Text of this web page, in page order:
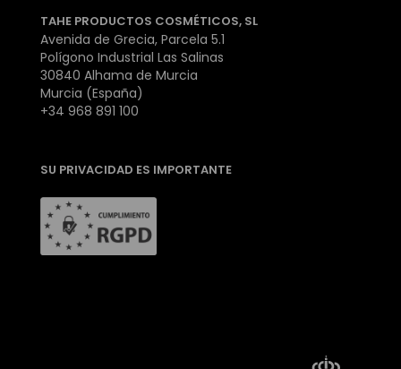
TAHE PRODUCTOS COSMÉTICOS, SL
Avenida de Grecia, Parcela 5.1
Polígono Industrial Las Salinas
30840 Alhama de Murcia
Murcia (España)
+34 968 891 100
SU PRIVACIDAD ES IMPORTANTE